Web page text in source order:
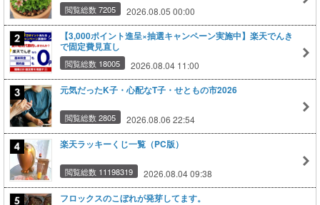
閲覧総数 7205 2026.08.05 00:00
【3,000ポイント進呈×抽選キャンペーン実施中】楽天でんき
で固定費見直し
閲覧総数 18005 2026.08.04 11:00
元気だったK子・心配なT子・せともの市2026
閲覧総数 2805 2026.08.06 22:54
楽天ラッキーくじ一覧（PC版）
閲覧総数 11198319 2026.08.04 09:38
フロックスのこぼれが発芽してます。